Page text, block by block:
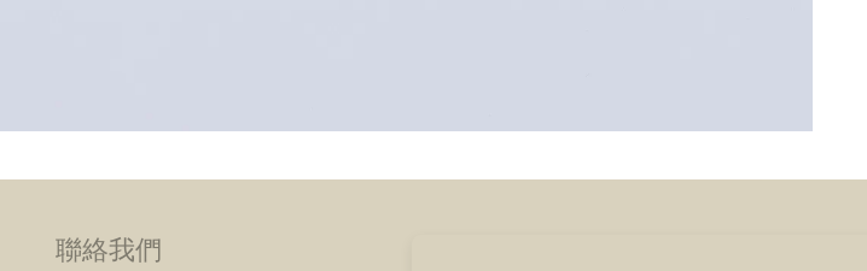
聯絡我們